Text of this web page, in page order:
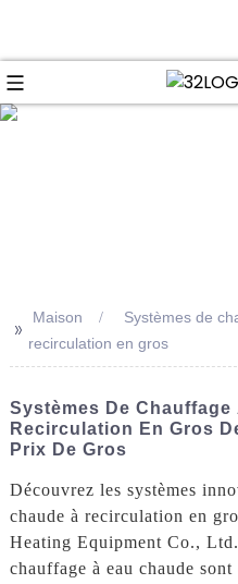
>> Maison
Systèmes de
recirculation en gros
Systèmes De Chauffage
Recirculation En Gros
Prix De Gros
Découvrez les systèmes
chaude à recirculation en
Heating Equipment Co.,
chauffage à eau chaude